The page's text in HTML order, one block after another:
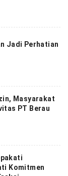
Jadi Perhatian
Masyarakat
PT Berau
Komitmen